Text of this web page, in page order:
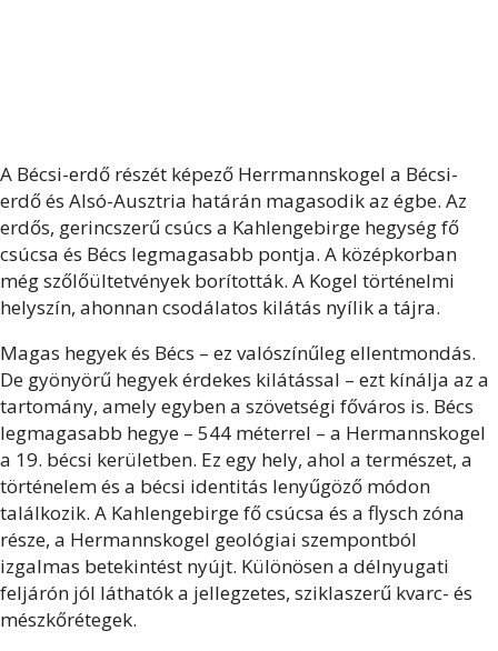
A Bécsi-erdő részét képező Herrmannskogel a Bécsi-
erdő és Alsó-Ausztria határán magasodik az égbe. Az
erdős, gerincszerű csúcs a Kahlengebirge hegység fő
csúcsa és Bécs legmagasabb pontja. A középkorban
még szőlőültetvények borították. A Kogel történelmi
helyszín, ahonnan csodálatos kilátás nyílik a tájra.
Magas hegyek és Bécs – ez valószínűleg ellentmondás.
De gyönyörű hegyek érdekes kilátással – ezt kínálja az a
tartomány, amely egyben a szövetségi főváros is. Bécs
legmagasabb hegye – 544 méterrel – a Hermannskogel
a 19. bécsi kerületben. Ez egy hely, ahol a természet, a
történelem és a bécsi identitás lenyűgöző módon
találkozik. A Kahlengebirge fő csúcsa és a flysch zóna
része, a Hermannskogel geológiai szempontból
izgalmas betekintést nyújt. Különösen a délnyugati
feljárón jól láthatók a jellegzetes, sziklaszerű kvarc- és
mészkőrétegek.